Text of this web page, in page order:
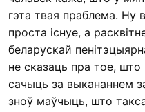
гэта твая праблема. Ну
проста існуе, а
беларускай
не сказаць пра тое, што
сачыць за выкананнем
зноў маўчыць, што